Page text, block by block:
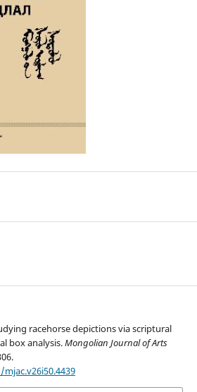
racehorse depictions via scriptural
box analysis.Mongolian Journal of Arts